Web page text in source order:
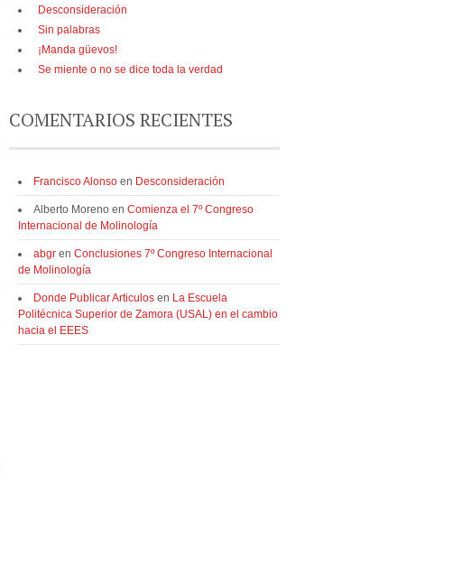
Desconsideración
Sin palabras
¡Manda güevos!
Se miente o no se dice toda la verdad
COMENTARIOS RECIENTES
Francisco Alonso en Desconsideración
Alberto Moreno en Comienza el 7º Congreso
Internacional de Molinología
abgr en Conclusiones 7º Congreso Internacional
de Molinología
Donde Publicar Articulos en La Escuela
Politécnica Superior de Zamora (USAL) en el cambio
hacia el EEES